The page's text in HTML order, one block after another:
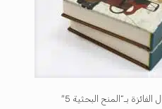
بـ”المنح البحثية 5″